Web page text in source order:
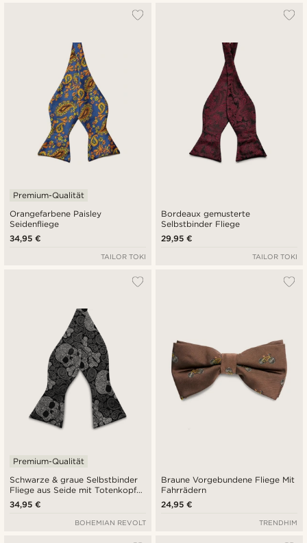
Orangefarbene Paisley
Seidenfliege
Premium-Qualität
34,95 €
TAILOR TOKI
Bordeaux gemusterte
Selbstbinder Fliege
29,95 €
TAILOR TOKI
Schwarze & graue Selbstbinder
Fliege aus Seide mit Totenkopf-
Paisleymuster
Premium-Qualität
34,95 €
BOHEMIAN REVOLT
Braune Vorgebundene Fliege Mit
Fahrrädern
24,95 €
TRENDHIM